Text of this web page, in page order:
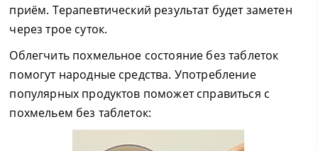
приём. Терапевтический результат будет заметен
через трое суток.
Облегчить похмельное состояние без таблеток
помогут народные средства. Употребление
популярных продуктов поможет справиться с
похмельем без таблеток: